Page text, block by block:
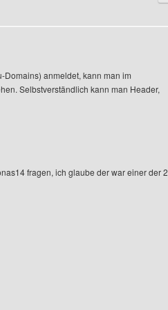
Domains) anmeldet, kann man im
Selbstverständlich kann man Header,
fragen, ich glaube der war einer der 2